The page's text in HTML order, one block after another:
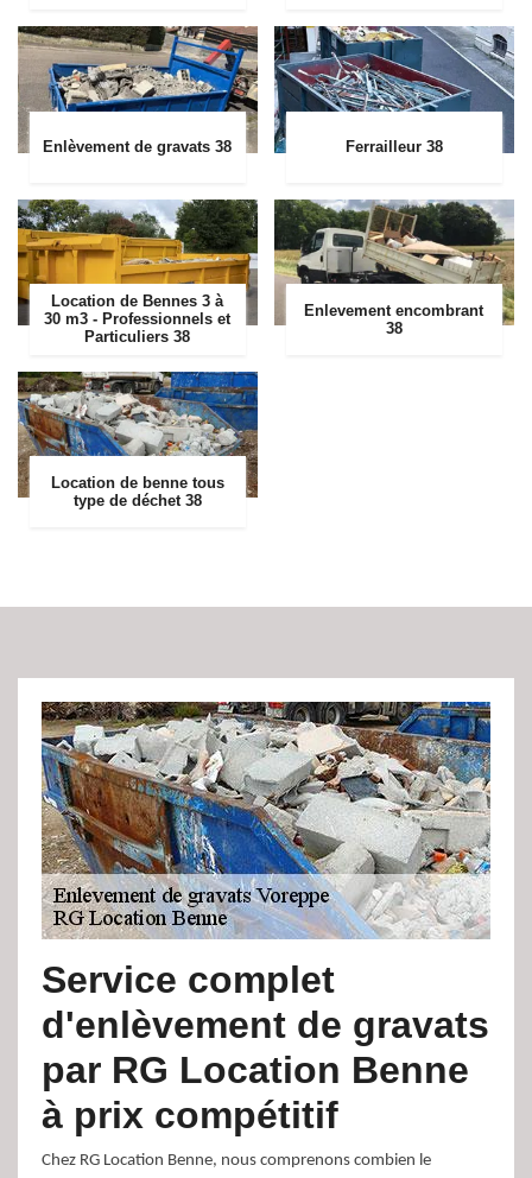
Enlèvement de gravats 38 Ferrailleur 38
Location de Bennes 3 à
30 m3 - Professionnels et
Particuliers 38
Enlevement encombrant
38
Location de benne tous
type de déchet 38
Service complet
d'enlèvement de gravats
par RG Location Benne
à prix compétitif
Chez RG Location Benne, nous comprenons combien le